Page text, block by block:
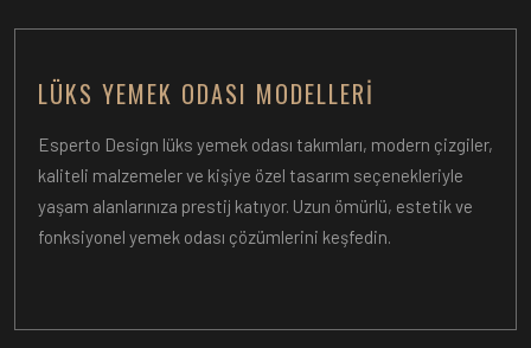
LÜKS YEMEK ODASI MODELLERI
Esperto Design lüks yemek odası takımları, modern çizgiler,
kaliteli malzemeler ve kişiye özel tasarım seçenekleriyle
yaşam alanlarınıza prestij katıyor. Uzun ömürlü, estetik ve
fonksiyonel yemek odası çözümlerini keşfedin.